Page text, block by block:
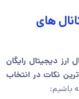
های
ارز دیجیتال رایگان
نکات در انتخاب
باشیم: